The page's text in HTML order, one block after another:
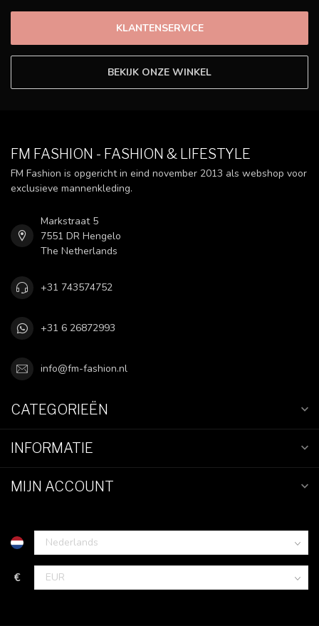
KLANTENSERVICE
BEKIJK ONZE WINKEL
FM FASHION - FASHION & LIFESTYLE
FM Fashion is opgericht in eind november 2013 als webshop voor
exclusieve mannenkleding.
Markstraat 5
7551 DR Hengelo
The Netherlands
+31 743574752
+31 6 26872993
info@fm-fashion.nl
CATEGORIEËN
INFORMATIE
MIJN ACCOUNT
€